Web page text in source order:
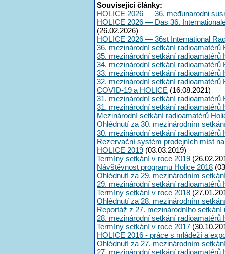
Související články:
HOLICE 2026 — 36. međunarodni
HOLICE 2026 — Das 36.
(26.02.2026)
HOLICE 2026 — 36st International
36. mezinárodní setkání radioamatérů
35. mezinárodní setkání radioamatérů
34. mezinárodní setkání radioamatérů
33. mezinárodní setkání radioamatérů
32. mezinárodní setkání radioamatérů
COVID-19 a HOLICE (16.08.2021)
31. mezinárodní setkání radioamatérů
31. mezinárodní setkání radioamatérů
Mezinárodní setkání radioamatérů
Ohlédnutí za 30. mezinárodním
30. mezinárodní setkání radioamatérů
Rezervační systém prodejních míst
HOLICE 2019 (03.03.2019)
Termíny setkání v roce 2019
Návštěvnost programu Holice 2018
Ohlédnutí za 29. mezinárodním
29. mezinárodní setkání radioamatérů
Termíny setkání v roce 2018
Ohlédnutí za 28. mezinárodním
Reportáž z 27. mezinárodního setkání
28. mezinárodní setkání radioamatérů
Termíny setkání v roce 2017
HOLICE 2016 - práce s mládeží a
Ohlédnutí za 27. mezinárodním
27. mezinárodní setkání radioamatérů